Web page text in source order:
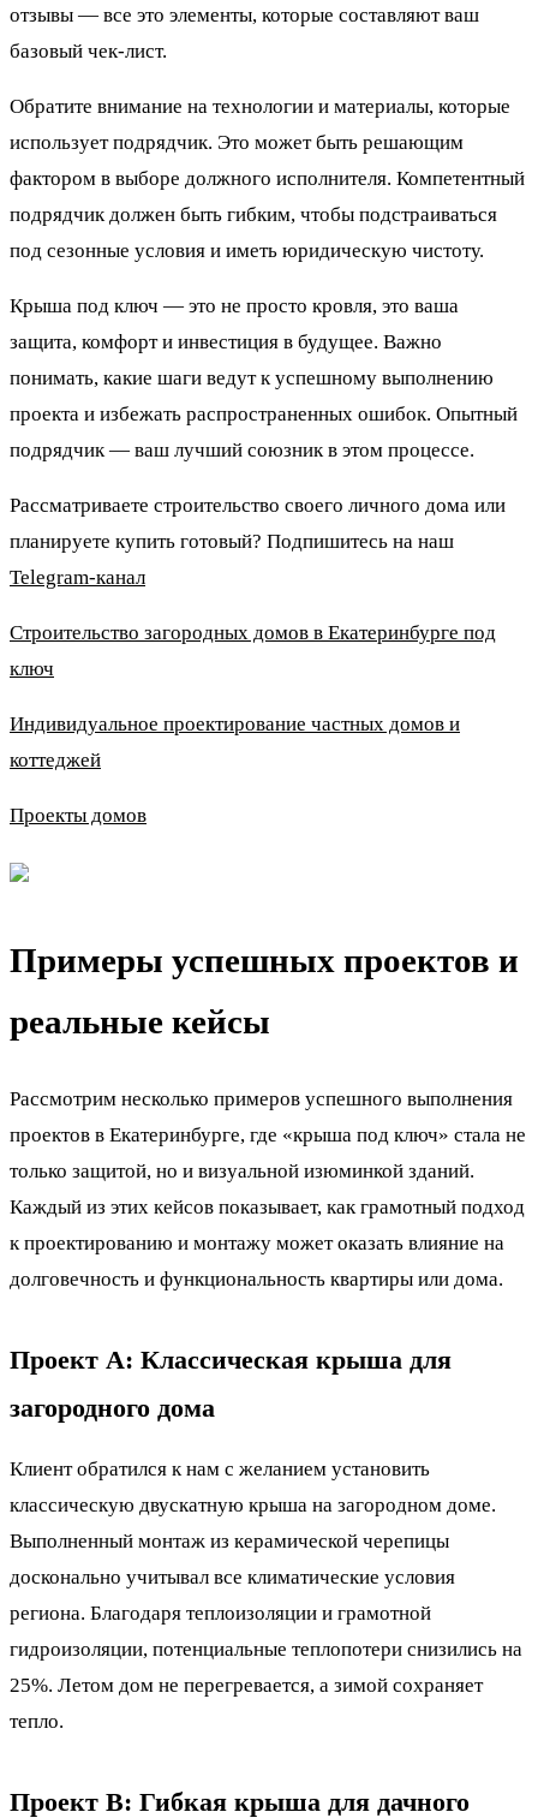
отзывы — все это элементы, которые составляют ваш
базовый чек-лист.
Обратите внимание на технологии и материалы, которые
использует подрядчик. Это может быть решающим
фактором в выборе должного исполнителя. Компетентный
подрядчик должен быть гибким, чтобы подстраиваться
под сезонные условия и иметь юридическую чистоту.
Крыша под ключ — это не просто кровля, это ваша
защита, комфорт и инвестиция в будущее. Важно
понимать, какие шаги ведут к успешному выполнению
проекта и избежать распространенных ошибок. Опытный
подрядчик — ваш лучший союзник в этом процессе.
Рассматриваете строительство своего личного дома или
планируете купить готовый? Подпишитесь на наш
Telegram-канал
Строительство загородных домов в Екатеринбурге под
ключ
Индивидуальное проектирование частных домов и
коттеджей
Проекты домов
Примеры успешных проектов и
реальные кейсы
Рассмотрим несколько примеров успешного выполнения
проектов в Екатеринбурге, где «крыша под ключ» стала не
только защитой, но и визуальной изюминкой зданий.
Каждый из этих кейсов показывает, как грамотный подход
к проектированию и монтажу может оказать влияние на
долговечность и функциональность квартиры или дома.
Проект A: Классическая крыша для
загородного дома
Клиент обратился к нам с желанием установить
классическую двускатную крыша на загородном доме.
Выполненный монтаж из керамической черепицы
досконально учитывал все климатические условия
региона. Благодаря теплоизоляции и грамотной
гидроизоляции, потенциальные теплопотери снизились на
25%. Летом дом не перегревается, а зимой сохраняет
тепло.
Проект B: Гибкая крыша для дачного